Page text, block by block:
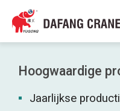
Hoogwaardige
Jaarlijkse
Bahasa Indonesia
Bahasa Melayu
Tiếng Việt
简体中文
فارسی